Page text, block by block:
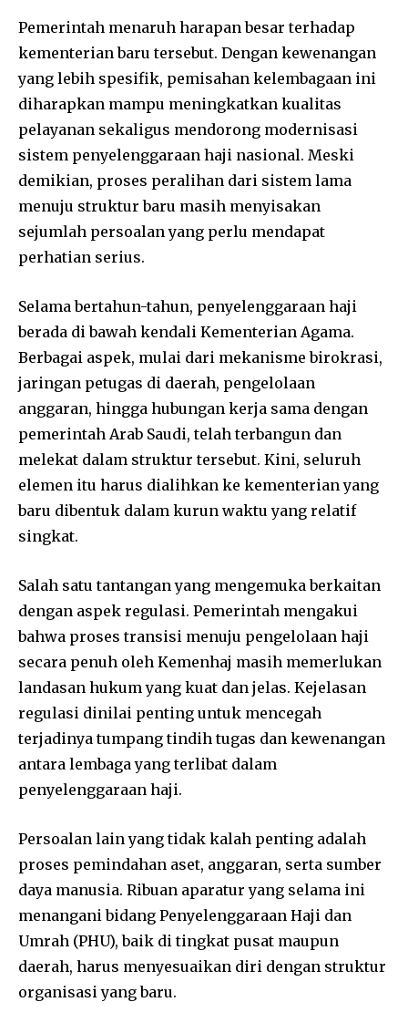
Pemerintah menaruh harapan besar terhadap
kementerian baru tersebut. Dengan kewenangan
yang lebih spesifik, pemisahan kelembagaan ini
diharapkan mampu meningkatkan kualitas
pelayanan sekaligus mendorong modernisasi
sistem penyelenggaraan haji nasional. Meski
demikian, proses peralihan dari sistem lama
menuju struktur baru masih menyisakan
sejumlah persoalan yang perlu mendapat
perhatian serius.
Selama bertahun-tahun, penyelenggaraan haji
berada di bawah kendali Kementerian Agama.
Berbagai aspek, mulai dari mekanisme birokrasi,
jaringan petugas di daerah, pengelolaan
anggaran, hingga hubungan kerja sama dengan
pemerintah Arab Saudi, telah terbangun dan
melekat dalam struktur tersebut. Kini, seluruh
elemen itu harus dialihkan ke kementerian yang
baru dibentuk dalam kurun waktu yang relatif
singkat.
Salah satu tantangan yang mengemuka berkaitan
dengan aspek regulasi. Pemerintah mengakui
bahwa proses transisi menuju pengelolaan haji
secara penuh oleh Kemenhaj masih memerlukan
landasan hukum yang kuat dan jelas. Kejelasan
regulasi dinilai penting untuk mencegah
terjadinya tumpang tindih tugas dan kewenangan
antara lembaga yang terlibat dalam
penyelenggaraan haji.
Persoalan lain yang tidak kalah penting adalah
proses pemindahan aset, anggaran, serta sumber
daya manusia. Ribuan aparatur yang selama ini
menangani bidang Penyelenggaraan Haji dan
Umrah (PHU), baik di tingkat pusat maupun
daerah, harus menyesuaikan diri dengan struktur
organisasi yang baru.